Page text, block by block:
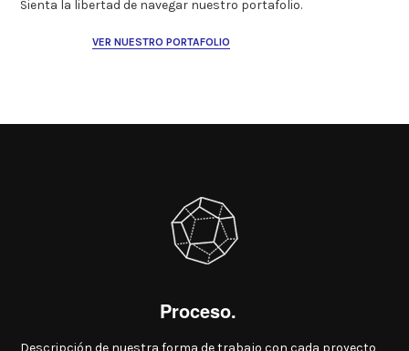
Sienta la libertad de navegar nuestro portafolio.
VER NUESTRO PORTAFOLIO
Proceso.
Descripción de nuestra forma de trabajo con cada proyecto